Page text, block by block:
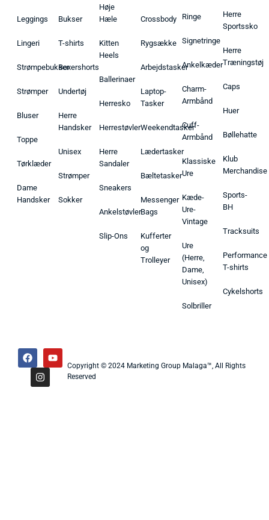
Leggings
Lingeri
Strømpebukser
Strømper
Bluser
Toppe
Tørklæder
Dame
Handsker
Bukser
T-shirts
Boxershorts
Undertøj
Herre
Handsker
Unisex
Strømper
Sokker
Høje
Hæle
Kitten
Heels
Ballerinaer
Herresko
Herrestøvler
Herre
Sandaler
Sneakers
Ankelstøvler
Slip-Ons
Crossbody
Rygsække
Arbejdstasker
Laptop-
Tasker
Weekendtasker
Lædertasker
Bæltetasker
Messenger
Bags
Kufferter
og
Trolleyer
Ringe
Signetringe
Ankelkæder
Charm-
Armbånd
Cuff-
Armbånd
Klassiske
Ure
Kæde-
Ure-
Vintage
Ure
(Herre,
Dame,
Unisex)
Solbriller
Herre
Sportssko
Herre
Træningstøj
Caps
Huer
Bøllehatte
Klub
Merchandise
Sports-
BH
Tracksuits
Performance
T-shirts
Cykelshorts
Copyright © 2024 Marketing Group Malaga™, All Rights
Reserved